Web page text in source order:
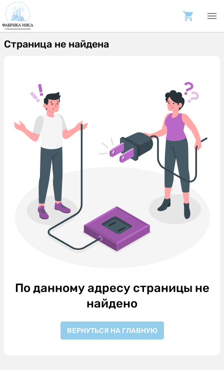
Страница не найдена
По данному адресу страницы не
найдено
ВЕРНУТЬСЯ НА ГЛАВНУЮ